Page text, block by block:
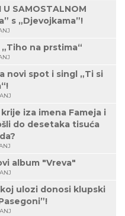
U SAMOSTALNOM
s „Djevojkama”!
na prstima“
novi spot i singl „Ti si
krije iza imena Fameja i
do desetaka tisuća
album "Vreva"
ulozi donosi klupski